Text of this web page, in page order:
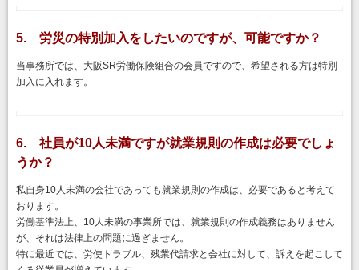
5. 労災の特別加入をしたいのですが、可能ですか？
当事務所では、大阪SR労働保険組合の会員ですので、希望される方は特別
加入に入れます。
6. 社員が10人未満ですが就業規則の作成は必要でしょ
うか？
私自身10人未満の会社であっても就業規則の作成は、必要であると考えて
おります。
労働基準法上、10人未満の事業所では、就業規則の作成義務はありません
が、それは法律上の問題に過ぎません。
特に最近では、労使トラブル、残業代請求と会社に対して、訴えを起こして